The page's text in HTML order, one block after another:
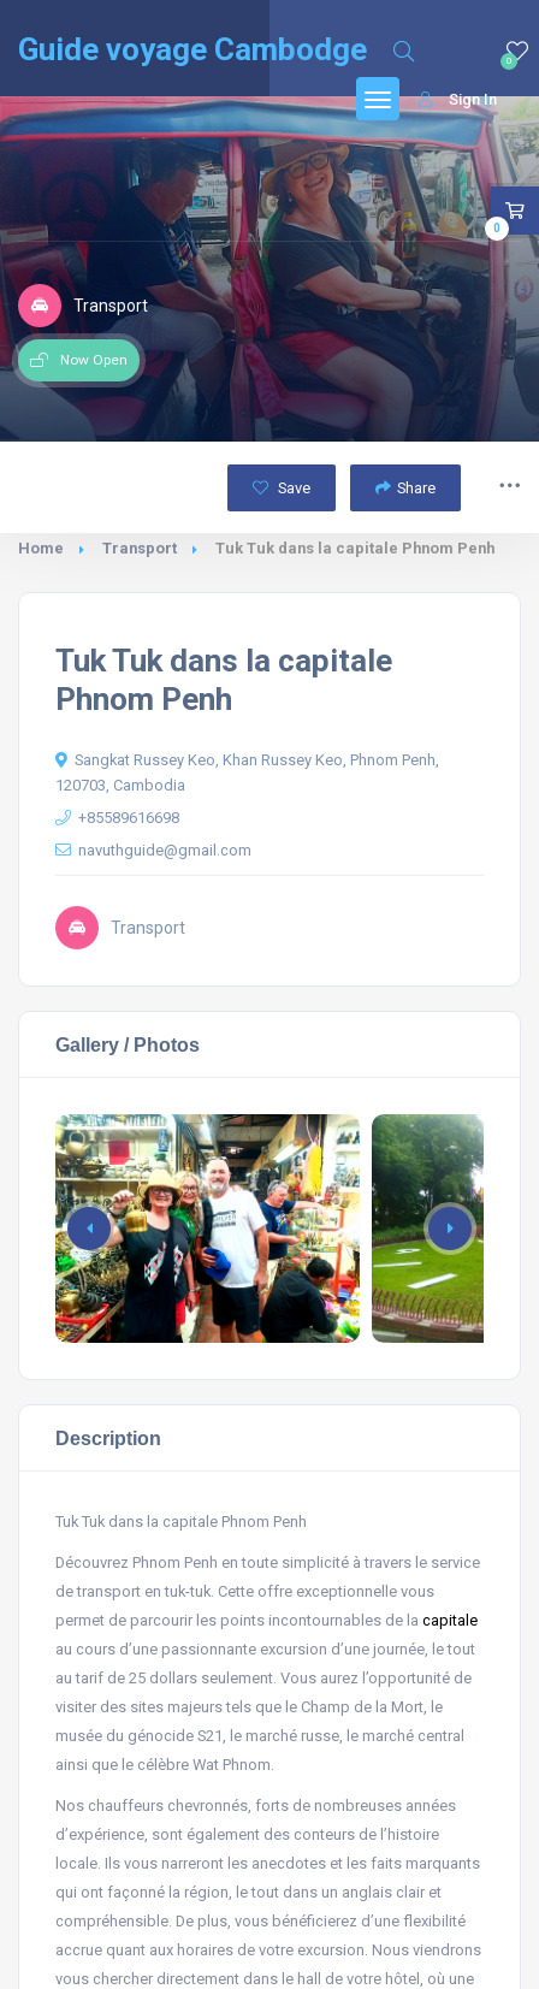
Guide voyage Cambodge 0
Sign In
Transport
Now Open
Save Share
Home Transport Tuk Tuk dans la capitale Phnom Penh
Tuk Tuk dans la capitale
Phnom Penh
Sangkat Russey Keo, Khan Russey Keo, Phnom Penh,
120703, Cambodia
+85589616698
navuthguide@gmail.com
Transport
Gallery / Photos
Description
Tuk Tuk dans la capitale Phnom Penh
Découvrez Phnom Penh en toute simplicité à travers le service
de transport en tuk-tuk. Cette offre exceptionnelle vous
permet de parcourir les points incontournables de la capitale
au cours d’une passionnante excursion d’une journée, le tout
au tarif de 25 dollars seulement. Vous aurez l’opportunité de
visiter des sites majeurs tels que le Champ de la Mort, le
musée du génocide S21, le marché russe, le marché central
ainsi que le célèbre Wat Phnom.
Nos chauffeurs chevronnés, forts de nombreuses années
d’expérience, sont également des conteurs de l’histoire
locale. Ils vous narreront les anecdotes et les faits marquants
qui ont façonné la région, le tout dans un anglais clair et
compréhensible. De plus, vous bénéficierez d’une flexibilité
accrue quant aux horaires de votre excursion. Nous viendrons
vous chercher directement dans le hall de votre hôtel, où une
0